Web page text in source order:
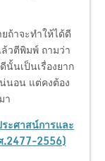
ถ้าจะทำให้ได้ดี
วตีพิมพ์ ถามว่า
นั้นเป็นเรื่องยาก
นอน แต่คงต้อง
า
ะศาสน์การและ
.2477-2556)